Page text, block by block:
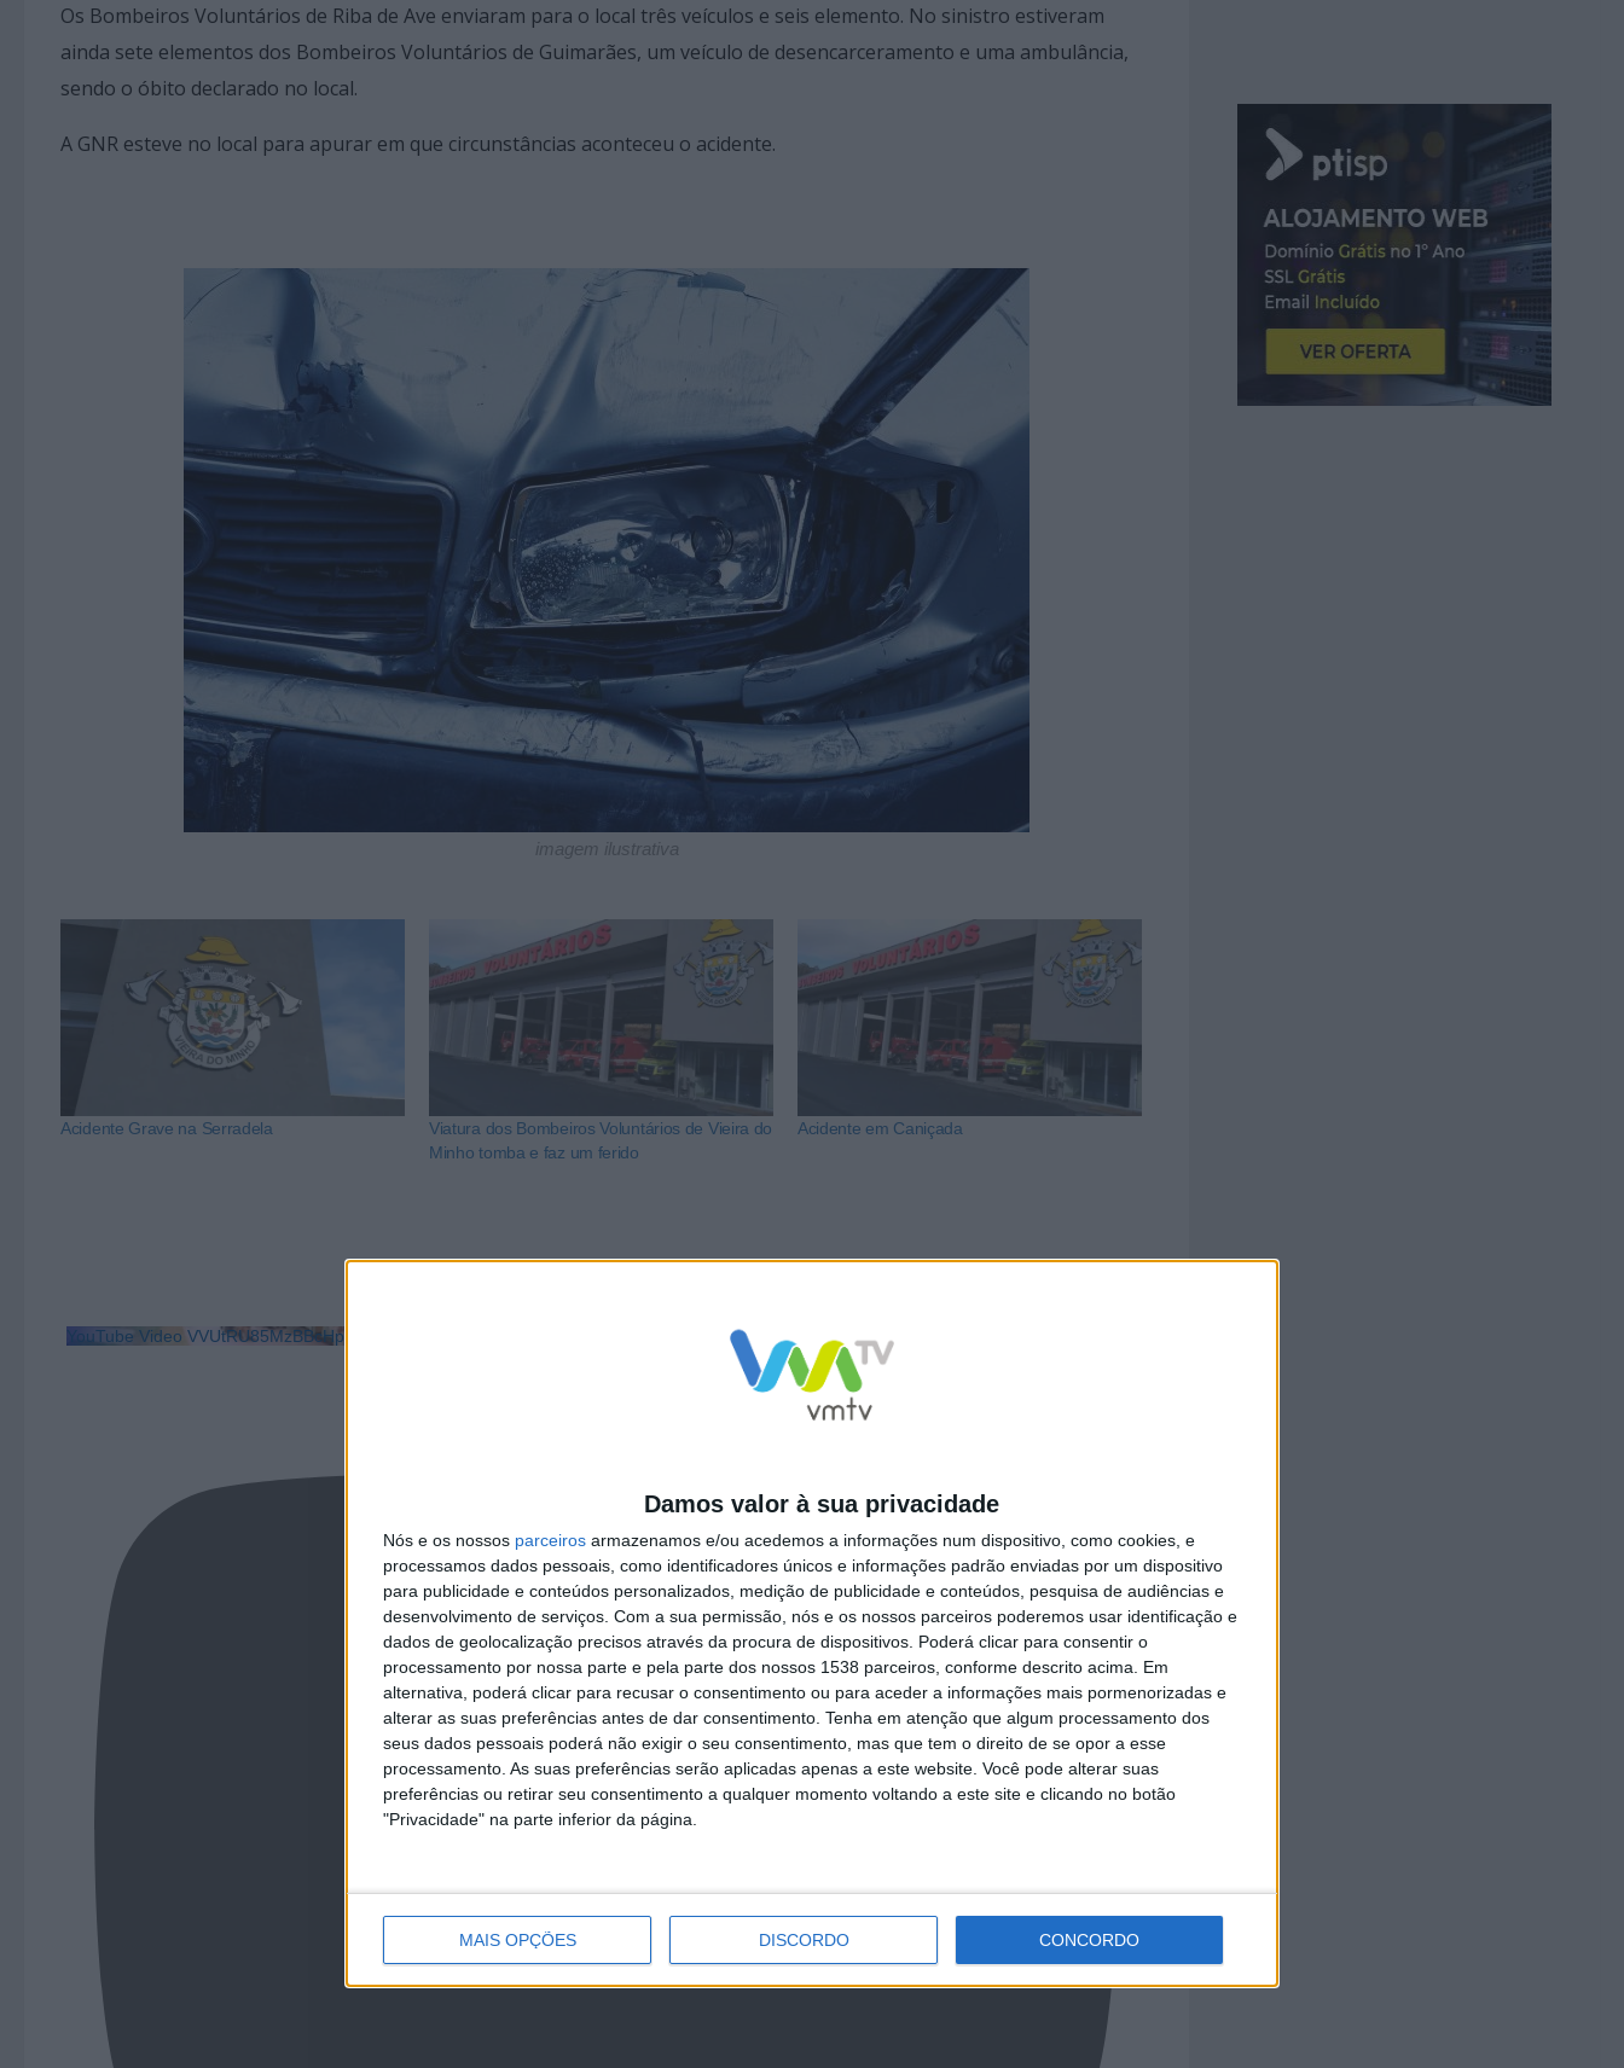
Damos valor à sua privacidade
Nós e os nossos parceiros armazenamos e/ou acedemos a informações num dispositivo, como cookies, e
processamos dados pessoais, como identificadores únicos e informações padrão enviadas por um dispositivo
para publicidade e conteúdos personalizados, medição de publicidade e conteúdos, pesquisa de audiências e
desenvolvimento de serviços. Com a sua permissão, nós e os nossos parceiros poderemos usar identificação e
dados de geolocalização precisos através da procura de dispositivos. Poderá clicar para consentir o
processamento por nossa parte e pela parte dos nossos 1538 parceiros, conforme descrito acima. Em
alternativa, poderá clicar para recusar o consentimento ou para aceder a informações mais pormenorizadas e
alterar as suas preferências antes de dar consentimento. Tenha em atenção que algum processamento dos
seus dados pessoais poderá não exigir o seu consentimento, mas que tem o direito de se opor a esse
processamento. As suas preferências serão aplicadas apenas a este website. Você pode alterar suas
preferências ou retirar seu consentimento a qualquer momento voltando a este site e clicando no botão
"Privacidade" na parte inferior da página.
MAIS OPÇÕES DISCORDO CONCORDO
Os Bombeiros Voluntários de Riba de Ave enviaram para o local três veículos e seis elemento. No sinistro estiveram
ainda sete elementos dos Bombeiros Voluntários de Guimarães, um veículo de desencarceramento e uma ambulância,
sendo o óbito declarado no local.
A GNR esteve no local para apurar em que circunstâncias aconteceu o acidente.
imagem ilustrativa
Acidente Grave na Serradela
Viatura dos Bombeiros Voluntários de Vieira do
Minho tomba e faz um ferido
Acidente em Caniçada
YouTube Video VVUtRU85MzBBcHpOcU5BUnpKX0wyV1ZBLmNCa2l2ckl3RkxJ